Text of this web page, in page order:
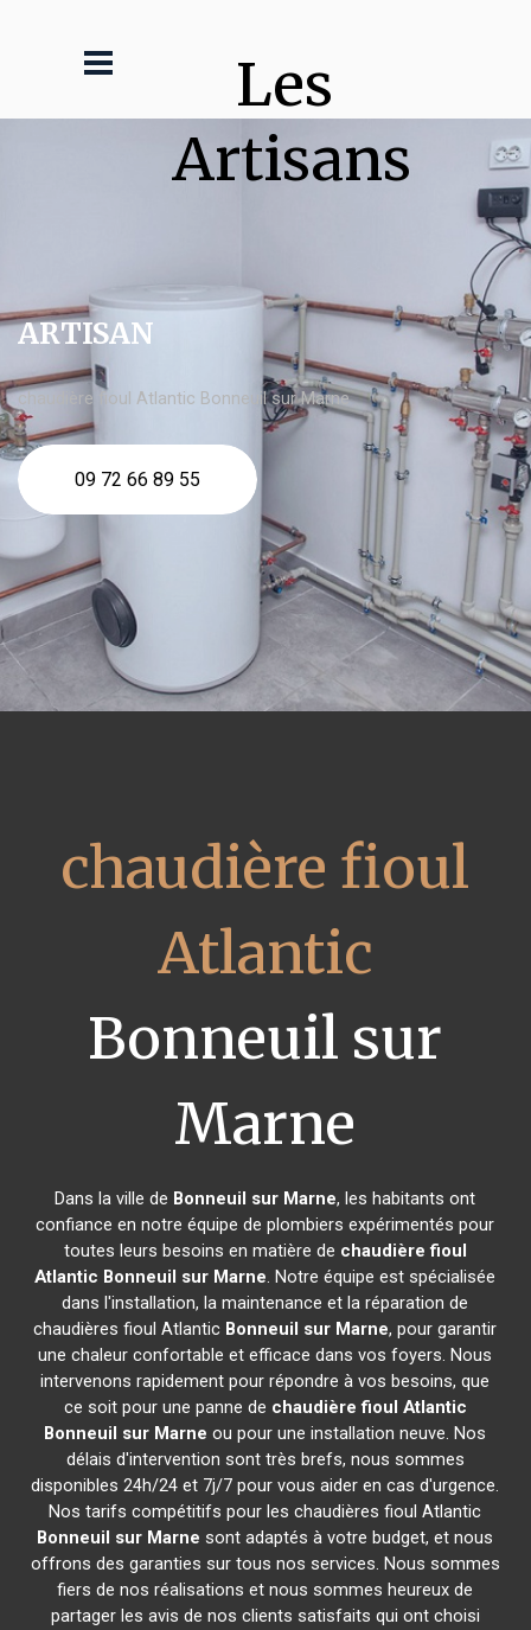
Les
Artisans
ARTISAN
chaudière fioul Atlantic Bonneuil sur Marne
09 72 66 89 55
chaudière fioul
Atlantic
Bonneuil sur
Marne
Dans la ville de Bonneuil sur Marne, les habitants ont
confiance en notre équipe de plombiers expérimentés pour
toutes leurs besoins en matière de chaudière fioul
Atlantic Bonneuil sur Marne. Notre équipe est spécialisée
dans l'installation, la maintenance et la réparation de
chaudières fioul Atlantic Bonneuil sur Marne, pour garantir
une chaleur confortable et efficace dans vos foyers. Nous
intervenons rapidement pour répondre à vos besoins, que
ce soit pour une panne de chaudière fioul Atlantic
Bonneuil sur Marne ou pour une installation neuve. Nos
délais d'intervention sont très brefs, nous sommes
disponibles 24h/24 et 7j/7 pour vous aider en cas d'urgence.
Nos tarifs compétitifs pour les chaudières fioul Atlantic
Bonneuil sur Marne sont adaptés à votre budget, et nous
offrons des garanties sur tous nos services. Nous sommes
fiers de nos réalisations et nous sommes heureux de
partager les avis de nos clients satisfaits qui ont choisi